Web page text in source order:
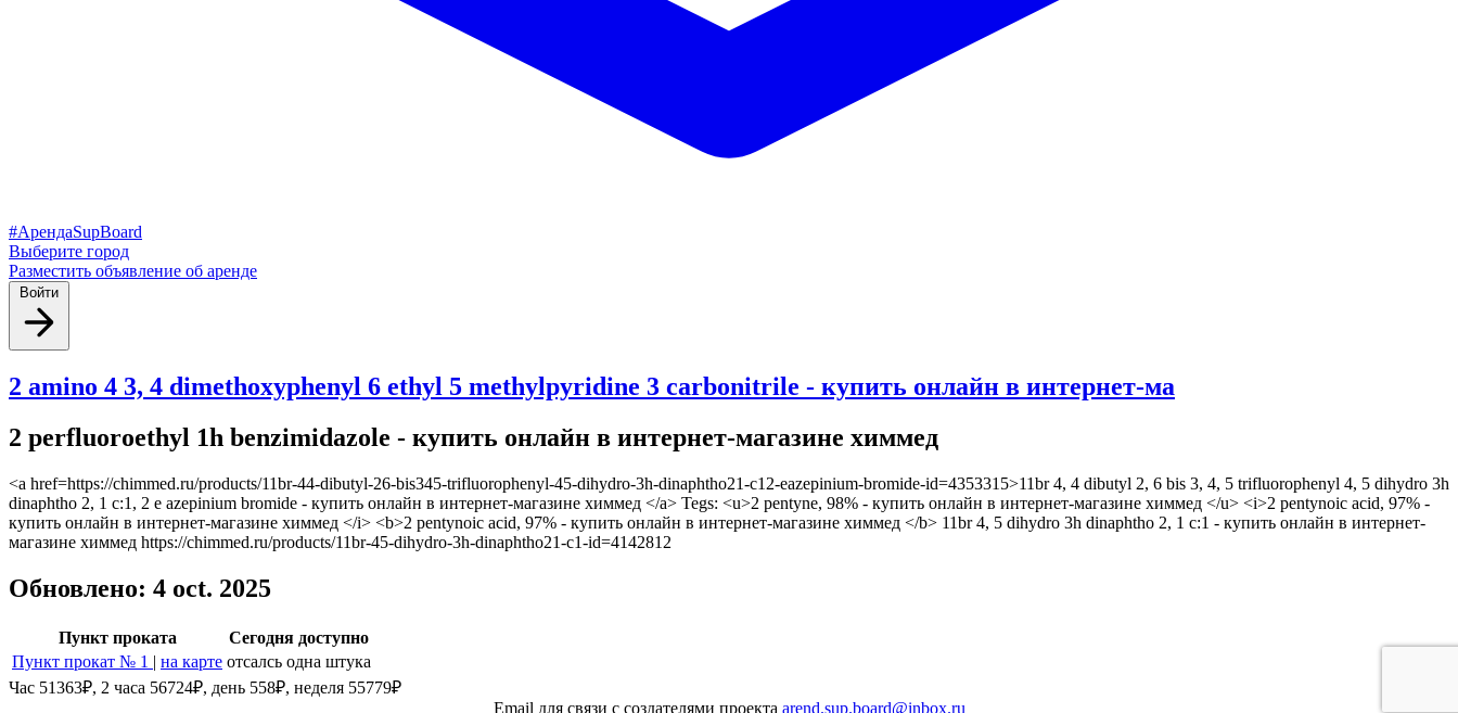
#АрендаSupBoard
Выберите город
Разместить объявление об аренде
Войти
2 amino 4 3, 4 dimethoxyphenyl 6 ethyl 5 methylpyridine 3 carbonitrile - купить онлайн в интернет-ма
2 perfluoroethyl 1h benzimidazole - купить онлайн в интернет-магазине химмед
<a href=https://chimmed.ru/products/11br-44-dibutyl-26-bis345-trifluorophenyl-45-dihydro-3h-dinaphtho21-c12-eazepinium-bromide-id=4353315>11br 4, 4 dibutyl 2, 6 bis 3, 4, 5 trifluorophenyl 4, 5 dihydro 3h
dinaphtho 2, 1 c:1, 2 e azepinium bromide - купить онлайн в интернет-магазине химмед </a> Tegs: <u>2 pentyne, 98% - купить онлайн в интернет-магазине химмед </u> <i>2 pentynoic acid, 97% -
купить онлайн в интернет-магазине химмед </i> <b>2 pentynoic acid, 97% - купить онлайн в интернет-магазине химмед </b> 11br 4, 5 dihydro 3h dinaphtho 2, 1 c:1 - купить онлайн в интернет-
магазине химмед https://chimmed.ru/products/11br-45-dihydro-3h-dinaphtho21-c1-id=4142812
Обновлено: 4 oct. 2025
Пункт проката
Сегодня доступно
Пункт прокат № 1 | на карте отсалсь одна штука
Час 51363₽, 2 часа 56724₽, день 558₽, неделя 55779₽
Email для связи с создателями проекта arend.sup.board@inbox.ru